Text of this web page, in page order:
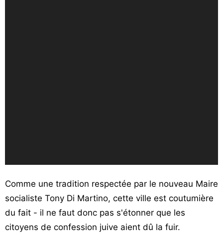
Comme une tradition respectée par le nouveau Maire
socialiste Tony Di Martino, cette ville est coutumière
du fait - il ne faut donc pas s'étonner que les
citoyens de confession juive aient dû la fuir.